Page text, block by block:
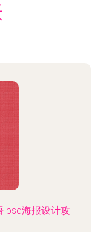
psd海报设计攻